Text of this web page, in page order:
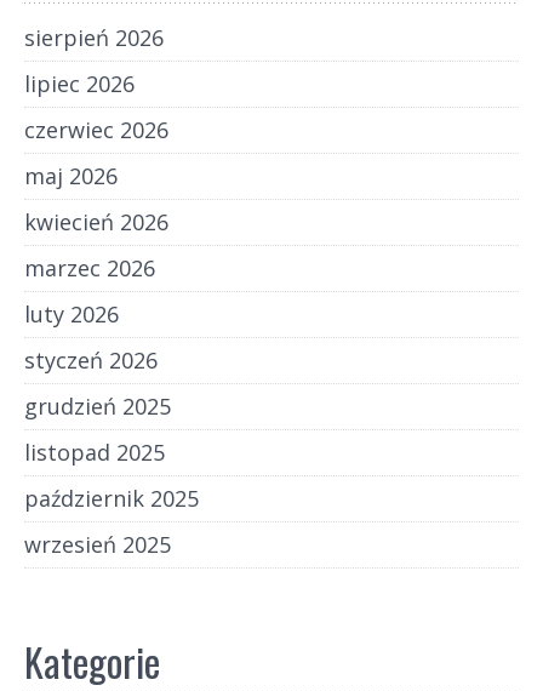
sierpień 2026
lipiec 2026
czerwiec 2026
maj 2026
kwiecień 2026
marzec 2026
luty 2026
styczeń 2026
grudzień 2025
listopad 2025
październik 2025
wrzesień 2025
Kategorie